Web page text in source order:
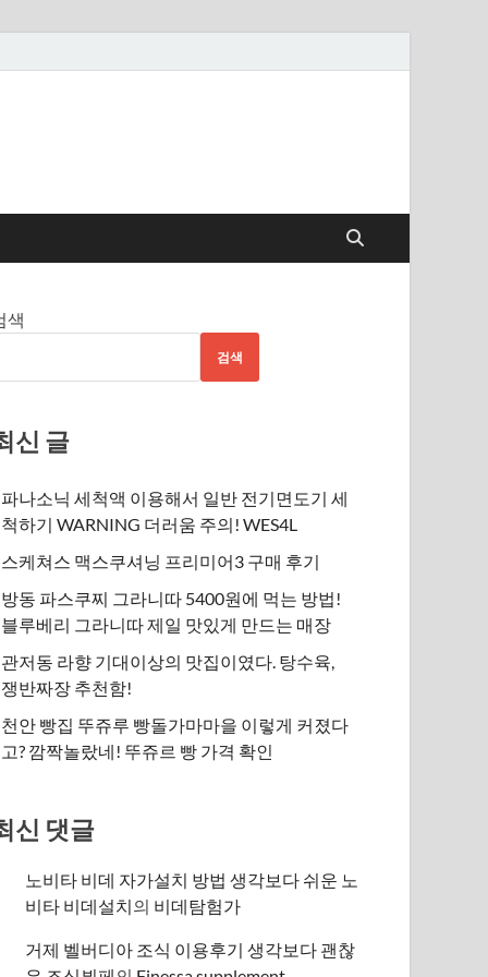
색
검색
신 글
파나소닉 세척액 이용해서 일반 전기면도기 세
척하기 WARNING 더러움 주의! WES4L
스케쳐스 맥스쿠셔닝 프리미어3 구매 후기
방동 파스쿠찌 그라니따 5400원에 먹는 방법!
블루베리 그라니따 제일 맛있게 만드는 매장
관저동 라향 기대이상의 맛집이였다. 탕수육,
쟁반짜장 추천함!
천안 빵집 뚜쥬루 빵돌가마마을 이렇게 커졌다
고? 깜짝놀랐네! 뚜쥬르 빵 가격 확인
신 댓글
노비타 비데 자가설치 방법 생각보다 쉬운 노
비타 비데설치의 비데탐험가
거제 벨버디아 조식 이용후기 생각보다 괜찮